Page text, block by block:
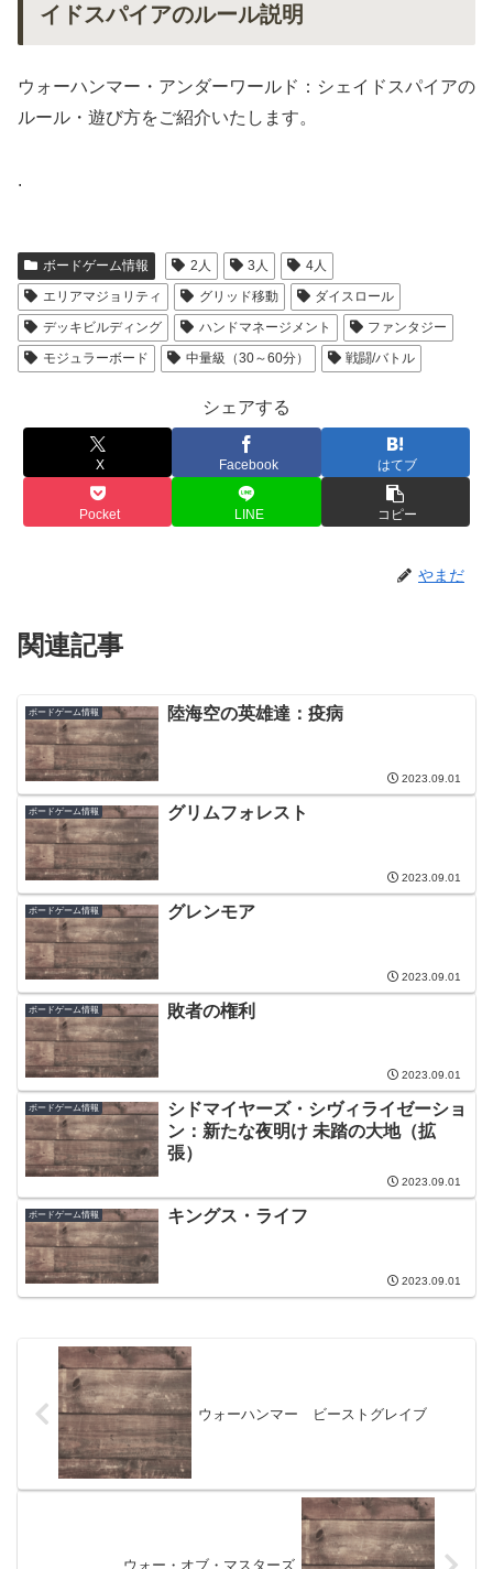
イドスパイアのルール説明
ウォーハンマー・アンダーワールド：シェイドスパイアの
ルール・遊び方をご紹介いたします。
.
ボードゲーム情報 2人 3人
4人
エリアマジョリティ
グリッド移動
ダイスロール
デッキビルディング
ハンドマネージメント
ファンタジー
モジュラーボード
中量級（30～60分） 戦闘/バトル
シェアする
X Facebook はてブ
Pocket LINE コピー
やまだ
関連記事
ボードゲーム情報 陸海空の英雄達：疫病
2023.09.01
ボードゲーム情報 グリムフォレスト
2023.09.01
ボードゲーム情報 グレンモア
2023.09.01
ボードゲーム情報 敗者の権利
2023.09.01
ボードゲーム情報
シドマイヤーズ・シヴィライゼーショ
ン：新たな夜明け 未踏の大地（拡
張）
2023.09.01
ボードゲーム情報 キングス・ライフ
2023.09.01
ウォーハンマー ビーストグレイブ
ウォー・オブ・マスターズ